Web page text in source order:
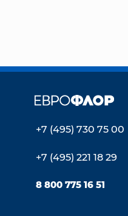
+7 (495) 730 75 00
+7 (495) 221 18 29
8 800 775 16 51